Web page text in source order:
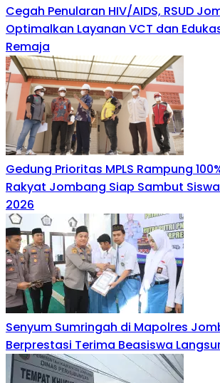
Cegah Penularan HIV/AIDS, RSUD
Optimalkan Layanan VCT dan
Remaja
Gedung Prioritas MPLS Rampung
Rakyat Jombang Siap Sambut
2026
Senyum Sumringah di Mapolres
Berprestasi Terima Beasiswa